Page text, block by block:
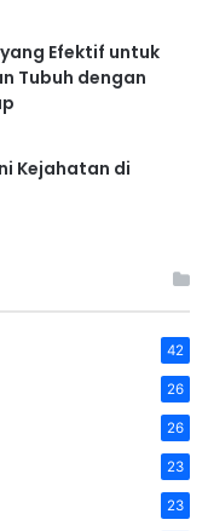
Efektif untuk
Tubuh dengan
Kejahatan di
42
26
26
23
23